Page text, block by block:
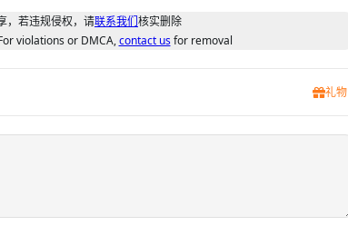
，若违规侵权，请联系我们核实删除
violations or DMCA,contact usfor removal
礼物